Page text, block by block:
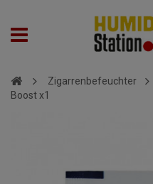
Zigarrenbefeuchter
Boost x1